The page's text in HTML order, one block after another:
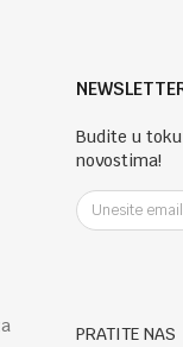
Budite u
novostima!
PRATITE NAS